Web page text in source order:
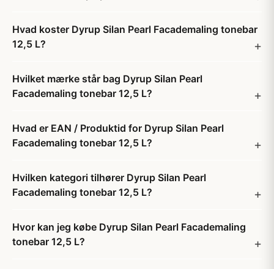
Hvad koster Dyrup Silan Pearl Facademaling tonebar
12,5 L?
Hvilket mærke står bag Dyrup Silan Pearl
Facademaling tonebar 12,5 L?
Hvad er EAN / Produktid for Dyrup Silan Pearl
Facademaling tonebar 12,5 L?
Hvilken kategori tilhører Dyrup Silan Pearl
Facademaling tonebar 12,5 L?
Hvor kan jeg købe Dyrup Silan Pearl Facademaling
tonebar 12,5 L?